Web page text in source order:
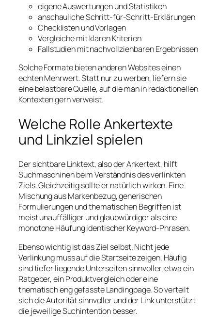
eigene Auswertungen und Statistiken
anschauliche Schritt-für-Schritt-Erklärungen
Checklisten und Vorlagen
Vergleiche mit klaren Kriterien
Fallstudien mit nachvollziehbaren Ergebnissen
Solche Formate bieten anderen Websites einen
echten Mehrwert. Statt nur zu werben, liefern sie
eine belastbare Quelle, auf die man in redaktionellen
Kontexten gern verweist.
Welche Rolle Ankertexte
und Linkziel spielen
Der sichtbare Linktext, also der Ankertext, hilft
Suchmaschinen beim Verständnis des verlinkten
Ziels. Gleichzeitig sollte er natürlich wirken. Eine
Mischung aus Markenbezug, generischen
Formulierungen und thematischen Begriffen ist
meist unauffälliger und glaubwürdiger als eine
monotone Häufung identischer Keyword-Phrasen.
Ebenso wichtig ist das Ziel selbst. Nicht jede
Verlinkung muss auf die Startseite zeigen. Häufig
sind tiefer liegende Unterseiten sinnvoller, etwa ein
Ratgeber, ein Produktvergleich oder eine
thematisch eng gefasste Landingpage. So verteilt
sich die Autorität sinnvoller und der Link unterstützt
die jeweilige Suchintention besser.